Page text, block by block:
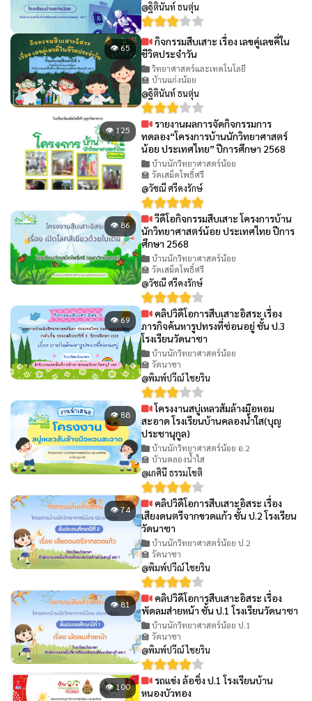
@ฐิตินันท์ ธนตุ่น
👁 65
กิจกรรมสืบเสาะ เรื่อง เลขคู่เลขคี่ใน
ชีวิตประจำวัน
วิทยาศาสตร์และเทคโนโลยี
🏫 บ้านแก่งน้อย
@ฐิตินันท์ ธนตุ่น
👁 125
รายงานผลการจัดกิจกรรมการ
ทดลอง“โครงการบ้านนักวิทยาศาสตร์
น้อย ประเทศไทย” ปีการศึกษา 2568
บ้านนักวิทยาศาสตร์น้อย
🏫 วัดเสม็ดโพธิ์ศรี
@วัชณี ศรีคงรักษ์
👁 86
วีดีโอกิจกรรมสืบเสาะ โครงการบ้าน
นักวิทยาศาสตร์น้อย ประเทศไทย ปีการ
ศึกษา 2568
บ้านนักวิทยาศาสตร์น้อย
🏫 วัดเสม็ดโพธิ์ศรี
@วัชณี ศรีคงรักษ์
👁 69
คลิปวิดีโอการสืบเสาะอิสระ เรื่อง
ภารกิจค้นหารูปทรงที่ซ่อนอยู่ ชั้น ป.3
โรงเรียนวัดนาซา
บ้านนักวิทยาศาสตร์น้อย
🏫 วัดนาซา
@พิมพ์ปวีณ์ ไชยริน
👁 88
โครงงานสบู่เหลวส้มล้างมือหอม
สะอาด โรงเรียนบ้านคลองน้ำใส(บุญ
ประชานุกูล)
บ้านนักวิทยาศาสตร์น้อย อ.2
🏫 บ้านคลองน้ำใส
@เกศินี ธรรมโชติ
👁 74
คลิปวิดีโอการสืบเสาะอิสระ เรื่อง
เสียงดนตรีจากขวดแก้ว ชั้น ป.2 โรงเรียน
วัดนาซา
บ้านนักวิทยาศาสตร์น้อย ป.2
🏫 วัดนาซา
@พิมพ์ปวีณ์ ไชยริน
👁 81
คลิปวิดีโอการสืบเสาะอิสระ เรื่อง
พัดลมส่ายหน้า ชั้น ป.1 โรงเรียนวัดนาซา
บ้านนักวิทยาศาสตร์น้อย ป.1
🏫 วัดนาซา
@พิมพ์ปวีณ์ ไชยริน
👁 100
รถแข่ง ล้อซิ่ง ป.1 โรงเรียนบ้าน
หนองบัวทอง